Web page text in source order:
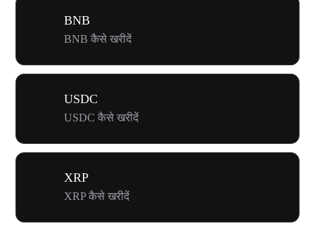
BNB
BNB कैसे खरीदें
USDC
USDC कैसे खरीदें
XRP
XRP कैसे खरीदें